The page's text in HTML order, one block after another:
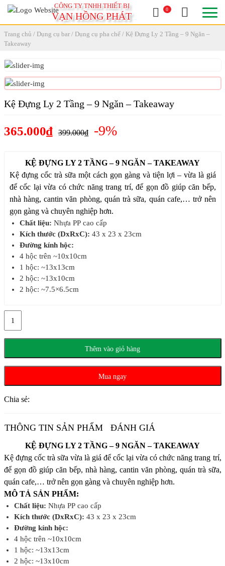
CÔNG TY TNHH THIẾT BỊ
VẠN HỒNG PHÁT
0
Trang chủ / Dụng cụ bar/ Dụng cụ pha chế/ Kệ Đựng Ly 2 Tầng – 9 Ngăn –
Takeaway
Kệ Đựng Ly 2 Tầng – 9 Ngăn – Takeaway
365.000₫ 399.000₫ -9%
KỆ ĐỰNG LY 2 TẦNG – 9 NGĂN – TAKEAWAY
Kệ đựng cốc trà sữa một cách gọn gàng và tiện lợi – vừa là giá
để cốc lại vừa có chức năng trang trí, để gọn đồ giúp căn bếp,
nhà hàng, cantin văn phòng, quán trà sữa, quán cafe,… trở nên
gọn gàng và chuyên nghiệp hơn.
Chất liệu: Nhựa PP cao cấp
Kích thước (DxRxC): 43 x 23 x 23cm
Đường kính hộc:
4 hộc trên ~10x10cm
1 hộc: ~13x13cm
2 hộc: ~13x10cm
2 hộc: ~7.5×6.5cm
Ly
Tầng
-
số
Thêm vào giỏ hàng
Mua ngay
Chia sẻ:
THÔNG TIN SẢN PHẨM ĐÁNH GIÁ
KỆ ĐỰNG LY 2 TẦNG – 9 NGĂN – TAKEAWAY
Kệ đựng cốc trà sữa vừa là giá để cốc lại vừa có chức năng trang trí,
để gọn đồ giúp căn bếp, nhà hàng, cantin văn phòng, quán trà sữa,
quán cafe,… trở nên gọn gàng và chuyên nghiệp hơn.
MÔ TẢ SẢN PHẨM:
Chất liệu: Nhựa PP cao cấp
Kích thước (DxRxC): 43 x 23 x 23cm
Đường kính hộc:
4 hộc trên ~10x10cm
1 hộc: ~13x13cm
2 hộc: ~13x10cm